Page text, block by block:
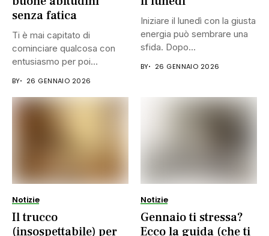
senza fatica
Ti è mai capitato di
cominciare qualcosa con
entusiasmo per poi
BY 26 GENNAIO 2026
Iniziare il lunedì con la giusta
energia può sembrare una
sfida. Dopo...
BY 26 GENNAIO 2026
Notizie
Il trucco
(insospettabile) per
Notizie
Gennaio ti stressa?
Ecco la guida (che ti